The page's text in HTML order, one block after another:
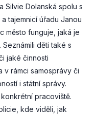
Silvie Dolanská spolu s
tajemnicí úřadu Janou
město funguje, jaká je
děti také s
jaké činnosti
rámci samosprávy či
i státní správy.
pracoviště.
kde viděli, jak